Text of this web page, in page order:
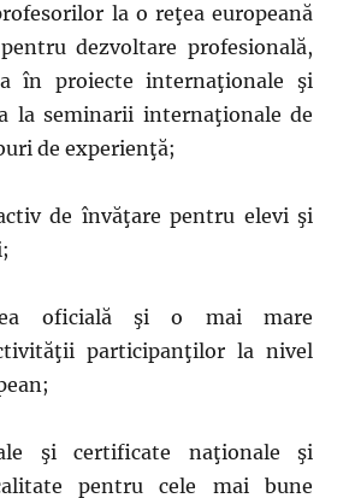
la o reţea europeană
dezvoltare profesională,
în proiecte internaţionale şi
la seminarii internaţionale de
de experienţă;
de învăţare pentru elevi şi
oficială şi o mai mare
participanţilor la nivel
şi certificate naţionale şi
pentru cele mai bune